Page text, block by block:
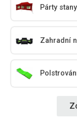
Párty stany
Zahradní